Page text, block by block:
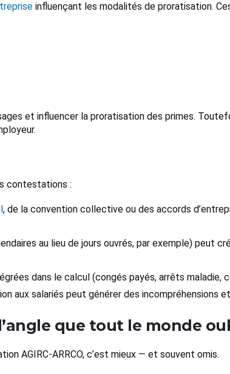
influençant les modalités de proratisation.
et influencer la proratisation des primes.
contestations :
, de la convention collective ou des accords
au lieu de jours ouvrés, par exemple) peut
dans le calcul (congés payés, arrêts maladie,
aux salariés peut générer des incompréhensions
que tout le monde
AGIRC-ARRCO, c’est mieux — et souvent omis.